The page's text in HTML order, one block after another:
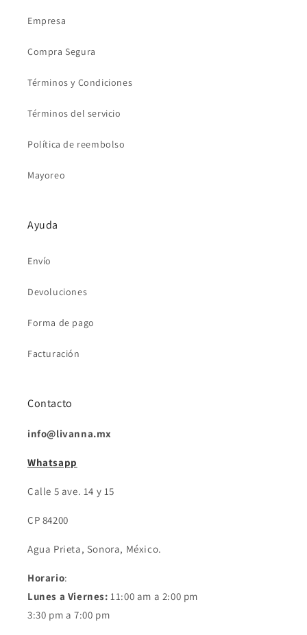
Empresa
Compra Segura
Términos y Condiciones
Términos del servicio
Política de reembolso
Mayoreo
Ayuda
Envío
Devoluciones
Forma de pago
Facturación
Contacto
info@livanna.mx
Whatsapp
Calle 5 ave. 14 y 15
CP 84200
Agua Prieta, Sonora, México.
Horario:
Lunes a Viernes: 11:00 am a 2:00 pm
3:30 pm a 7:00 pm